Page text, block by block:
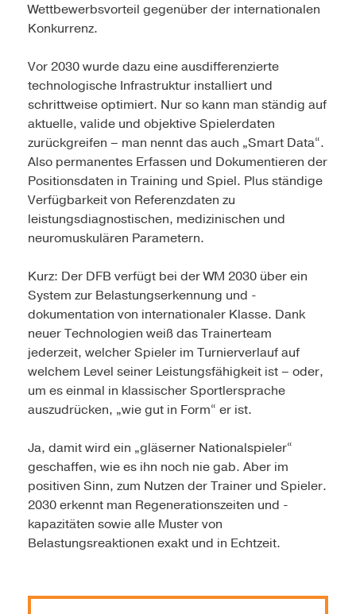
Wettbewerbsvorteil gegenüber der internationalen
Konkurrenz.
Vor 2030 wurde dazu eine ausdifferenzierte
technologische Infrastruktur installiert und
schrittweise optimiert. Nur so kann man ständig auf
aktuelle, valide und objektive Spielerdaten
zurückgreifen – man nennt das auch „Smart Data“.
Also permanentes Erfassen und Dokumentieren der
Positionsdaten in Training und Spiel. Plus ständige
Verfügbarkeit von Referenzdaten zu
leistungsdiagnostischen, medizinischen und
neuromuskulären Parametern.
Kurz: Der DFB verfügt bei der WM 2030 über ein
System zur Belastungserkennung und -
dokumentation von internationaler Klasse. Dank
neuer Technologien weiß das Trainerteam
jederzeit, welcher Spieler im Turnierverlauf auf
welchem Level seiner Leistungsfähigkeit ist – oder,
um es einmal in klassischer Sportlersprache
auszudrücken, „wie gut in Form“ er ist.
Ja, damit wird ein „gläserner Nationalspieler“
geschaffen, wie es ihn noch nie gab. Aber im
positiven Sinn, zum Nutzen der Trainer und Spieler.
2030 erkennt man Regenerationszeiten und -
kapazitäten sowie alle Muster von
Belastungsreaktionen exakt und in Echtzeit.